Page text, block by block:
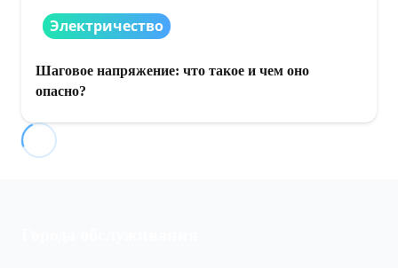
Электричество
Шаговое напряжение: что такое и чем оно
опасно?